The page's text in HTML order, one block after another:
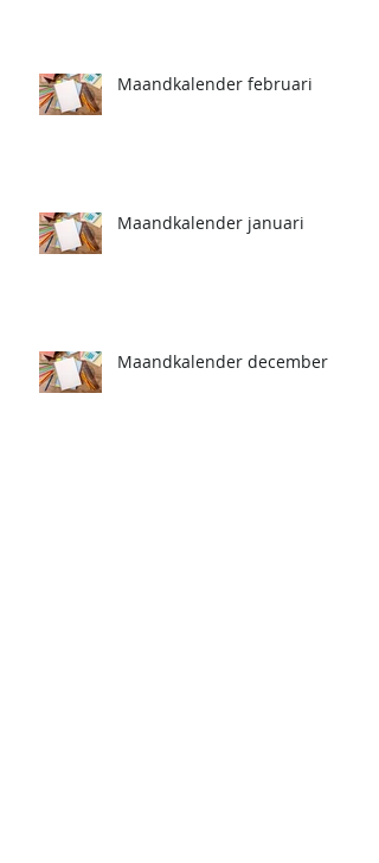
Maandkalender februari
Maandkalender januari
Maandkalender december